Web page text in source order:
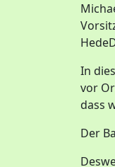
In
vor
dass
Der